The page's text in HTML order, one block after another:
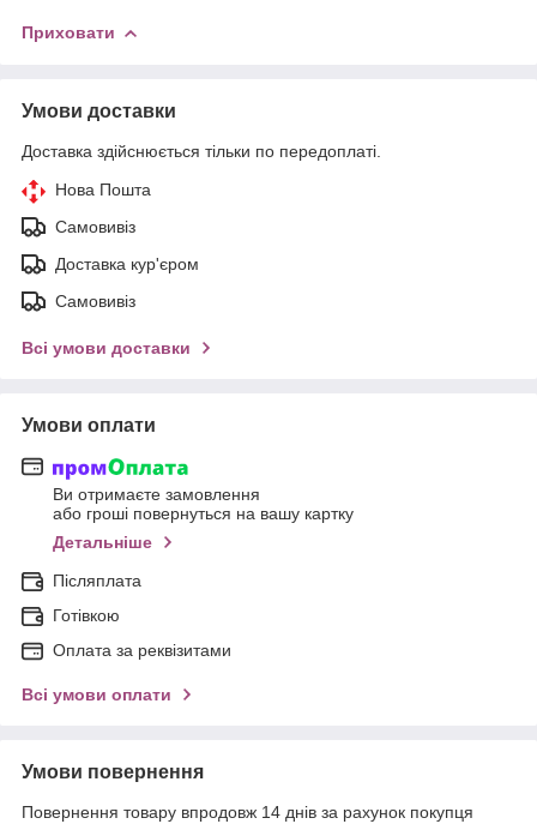
Приховати
Умови доставки
Доставка здійснюється тільки по передоплаті.
Нова Пошта
Самовивіз
Доставка кур'єром
Самовивіз
Всі умови доставки
Умови оплати
Ви отримаєте замовлення
або гроші повернуться на вашу картку
Детальніше
Післяплата
Готівкою
Оплата за реквізитами
Всі умови оплати
Умови повернення
Повернення товару впродовж 14 днів за рахунок покупця